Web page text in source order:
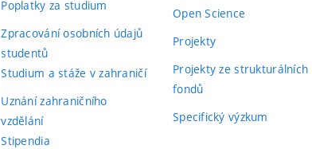
Poplatky za studium
Zpracování osobních údajů
studentů
Studium a stáže v zahraničí
Uznání zahraničního
vzdělání
Stipendia
Open Science
Projekty
Projekty ze strukturálních
fondů
Specifický výzkum